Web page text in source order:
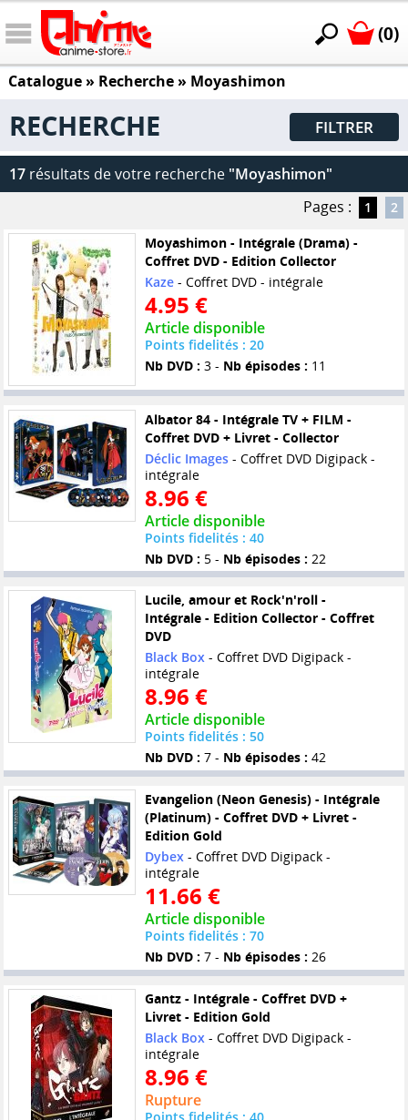
(0)
Catalogue» Recherche » Moyashimon
RECHERCHE FILTRER
17 résultats de votre recherche "Moyashimon"
Pages :
1 2
Moyashimon - Intégrale (Drama) -
Coffret DVD - Edition Collector
Kaze- Coffret DVD - intégrale
4.95 €
Article disponible
Points fidelités : 20
Nb DVD : 3 - Nb épisodes : 11
Albator 84 - Intégrale TV + FILM -
Coffret DVD + Livret - Collector
Déclic Images- Coffret DVD Digipack -
intégrale
8.96 €
Article disponible
Points fidelités : 40
Nb DVD : 5 - Nb épisodes : 22
Lucile, amour et Rock'n'roll -
Intégrale - Edition Collector - Coffret
DVD
Black Box- Coffret DVD Digipack -
intégrale
8.96 €
Article disponible
Points fidelités : 50
Nb DVD : 7 - Nb épisodes : 42
Evangelion (Neon Genesis) - Intégrale
(Platinum) - Coffret DVD + Livret -
Edition Gold
Dybex- Coffret DVD Digipack -
intégrale
11.66 €
Article disponible
Points fidelités : 70
Nb DVD : 7 - Nb épisodes : 26
Gantz - Intégrale - Coffret DVD +
Livret - Edition Gold
Black Box- Coffret DVD Digipack -
intégrale
8.96 €
Rupture